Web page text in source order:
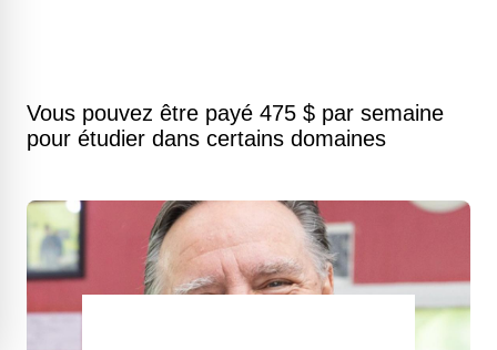
Vous pouvez être payé 475 $ par semaine
pour étudier dans certains domaines